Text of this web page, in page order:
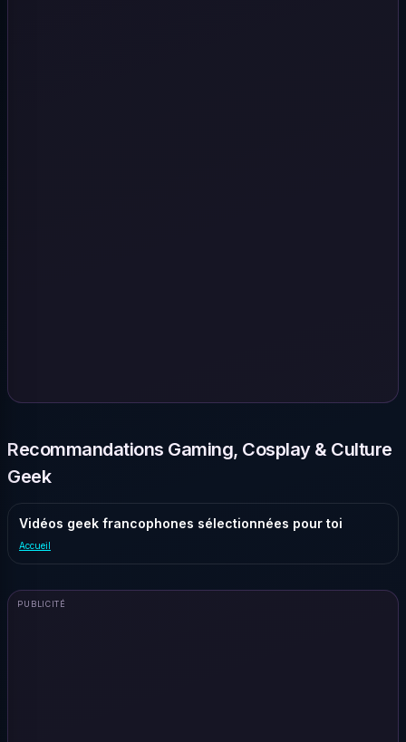
Recommandations Gaming, Cosplay & Culture
Geek
Vidéos geek francophones sélectionnées pour toi
Accueil
PUBLICITÉ